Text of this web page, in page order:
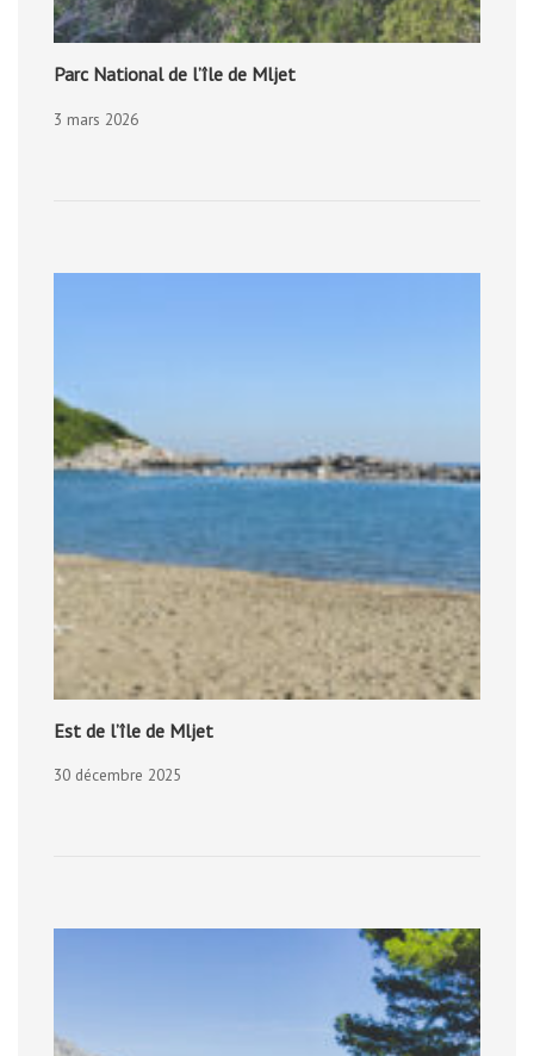
Parc National de l’île de Mljet
3 mars 2026
Est de l’île de Mljet
30 décembre 2025